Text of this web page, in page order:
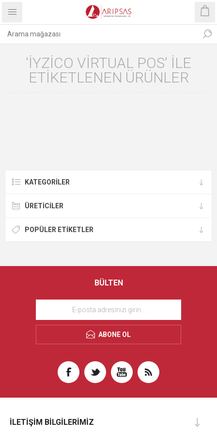
'IYZICO VIRTUAL POS' ILE
ETIKETLENEN ÜRÜNLER
KATEGORILER
ÜRETICILER
POPÜLER ETIKETLER
BÜLTEN
ABONE OL
İLETIŞIM BILGILERIMIZ